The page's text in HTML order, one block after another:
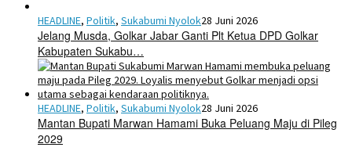
HEADLINE, Politik, Sukabumi Nyolok28 Juni 2026
Jelang Musda, Golkar Jabar Ganti Plt Ketua DPD Golkar
Kabupaten Sukabu…
HEADLINE, Politik, Sukabumi Nyolok28 Juni 2026
Mantan Bupati Marwan Hamami Buka Peluang Maju di Pileg
2029